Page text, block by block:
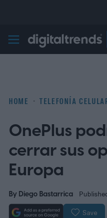
Digital Trends
HOME TELEFONÍA
OnePlus
cerrar sus
Europa
By Diego Bastarrica
Save